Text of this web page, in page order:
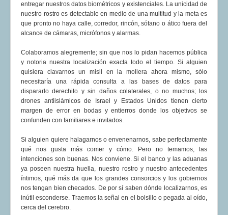
entregar nuestros datos biométricos y existenciales. La unicidad de
nuestro rostro es detectable en medio de una multitud y la meta es
que pronto no haya calle, corredor, rincón, sótano o ático fuera del
alcance de cámaras, micrófonos y alarmas.
Colaboramos alegremente; sin que nos lo pidan hacemos pública
y notoria nuestra localización exacta todo el tiempo. Si alguien
quisiera clavarnos un misil en la mollera ahora mismo, sólo
necesitaría una rápida consulta a las bases de datos para
dispararlo derechito y sin daños colaterales, o no muchos; los
drones antiislámicos de Israel y Estados Unidos tienen cierto
margen de error en bodas y entierros donde los objetivos se
confunden con familiares e invitados.
Si alguien quiere halagarnos o envenenarnos, sabe perfectamente
qué nos gusta más comer y cómo. Pero no temamos, las
intenciones son buenas. Nos conviene. Si el banco y las aduanas
ya poseen nuestra huella, nuestro rostro y nuestro antecedentes
íntimos, qué más da que los grandes consorcios y los gobiernos
nos tengan bien checados. De por sí saben dónde localizarnos, es
inútil esconderse. Traemos la señal en el bolsillo o pegada al oído,
cerca del cerebro.